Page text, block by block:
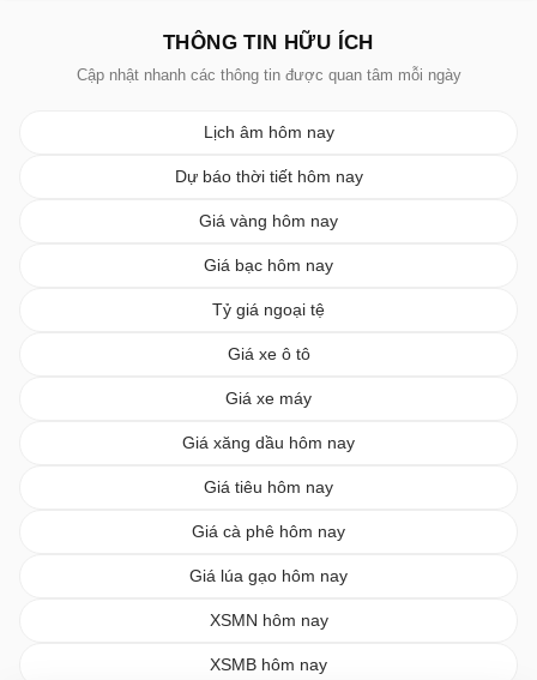
THÔNG TIN HỮU ÍCH
Cập nhật nhanh các thông tin được quan tâm mỗi ngày
Lịch âm hôm nay
Dự báo thời tiết hôm nay
Giá vàng hôm nay
Giá bạc hôm nay
Tỷ giá ngoại tệ
Giá xe ô tô
Giá xe máy
Giá xăng dầu hôm nay
Giá tiêu hôm nay
Giá cà phê hôm nay
Giá lúa gạo hôm nay
XSMN hôm nay
XSMB hôm nay